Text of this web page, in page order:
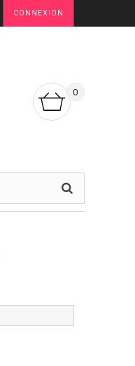
CONNEXION
0